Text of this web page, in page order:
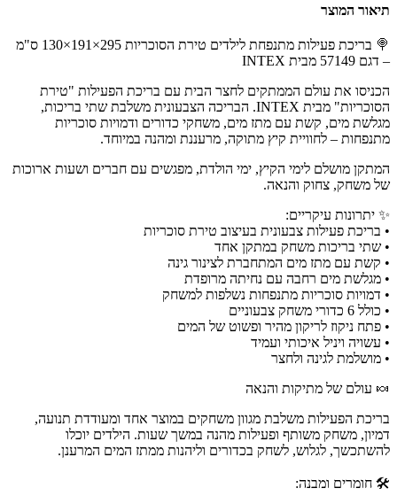
תיאור המוצר
🍭 בריכת פעילות מתנפחת לילדים טירת הסוכריות 295×191×130 ס"מ
– דגם 57149 מבית INTEX
הכניסו את עולם הממתקים לחצר הבית עם בריכת הפעילות "טירת
הסוכריות" מבית INTEX. הבריכה הצבעונית משלבת שתי בריכות,
מגלשת מים, קשת עם מתז מים, משחקי כדורים ודמויות סוכריות
מתנפחות – לחוויית קיץ מתוקה, מרעננת ומהנה במיוחד.
המתקן מושלם לימי הקיץ, ימי הולדת, מפגשים עם חברים ושעות ארוכות
של משחק, צחוק והנאה.
✨ יתרונות עיקריים:
• בריכת פעילות צבעונית בעיצוב טירת סוכריות
• שתי בריכות משחק במתקן אחד
• קשת עם מתז מים המתחברת לצינור גינה
• מגלשת מים רחבה עם נחיתה מרופדת
• דמויות סוכריות מתנפחות נשלפות למשחק
• כולל 6 כדורי משחק צבעוניים
• פתח ניקוז לריקון מהיר ופשוט של המים
• עשויה ויניל איכותי ועמיד
• מושלמת לגינה ולחצר
🍬 עולם של מתיקות והנאה
בריכת הפעילות משלבת מגוון משחקים במוצר אחד ומעודדת תנועה,
דמיון, משחק משותף ופעילות מהנה במשך שעות. הילדים יוכלו
להשתכשך, לגלוש, לשחק בכדורים וליהנות ממתז המים המרענן.
🛠️ חומרים ומבנה: